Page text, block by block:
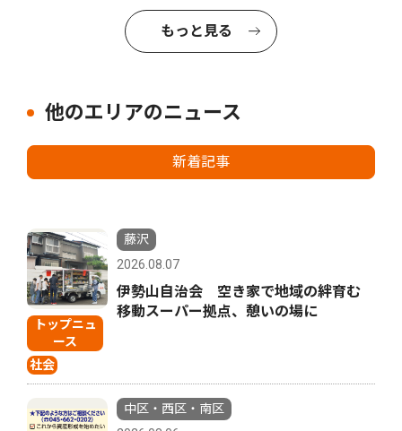
もっと見る
他のエリアのニュース
新着記事
トップニュ
ース
社会
藤沢
2026.08.07
伊勢山自治会 空き家で地域の絆育む
移動スーパー拠点、憩いの場に
中区・西区・南区